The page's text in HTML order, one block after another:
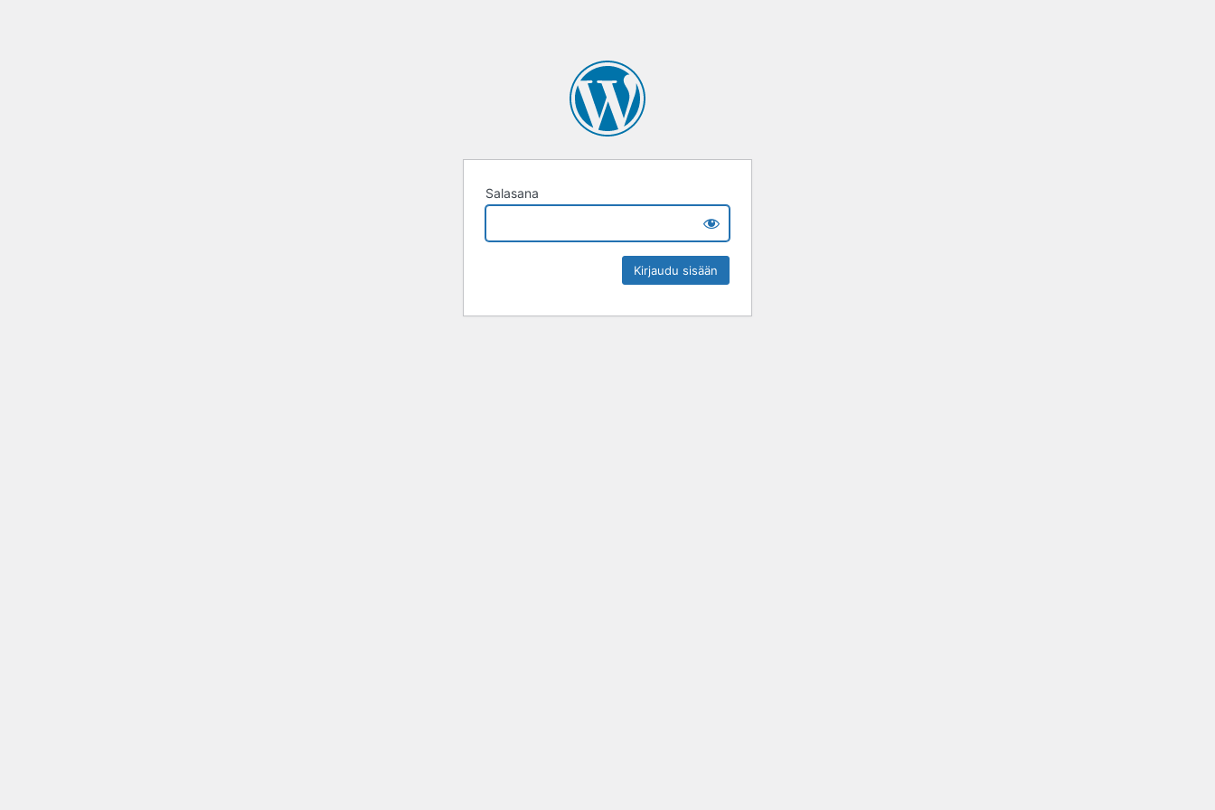
Salasana